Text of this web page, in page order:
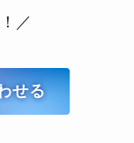
／
せる